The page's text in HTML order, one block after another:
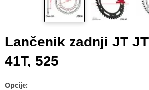
Lančenik zadnji JT
41T, 525
Opcije: